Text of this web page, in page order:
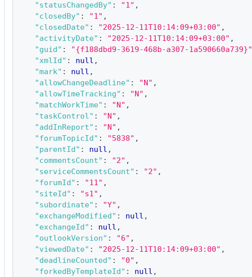
"statusChangedBy" : "1" ,
"closedBy" : "1" ,
"closedDate" : "2025-12-11T10:14:09+03:00" ,
"activityDate" : "2025-12-11T10:14:09+03:00" ,
"guid" : "{f188dbd9-3619-468b-a307-1a590660a739}"
"xmlId" : null ,
"mark" : null ,
"allowChangeDeadline" : "N" ,
"allowTimeTracking" : "N" ,
"matchWorkTime" : "N" ,
"taskControl" : "N" ,
"addInReport" : "N" ,
"forumTopicId" : "5838" ,
"parentId" : null ,
"commentsCount" : "2" ,
"serviceCommentsCount" : "2" ,
"forumId" : "11" ,
"siteId" : "s1" ,
"subordinate" : "Y" ,
"exchangeModified" : null ,
"exchangeId" : null ,
"outlookVersion" : "6" ,
"viewedDate" : "2025-12-11T10:14:09+03:00" ,
"deadlineCounted" : "0" ,
"forkedByTemplateId" : null ,